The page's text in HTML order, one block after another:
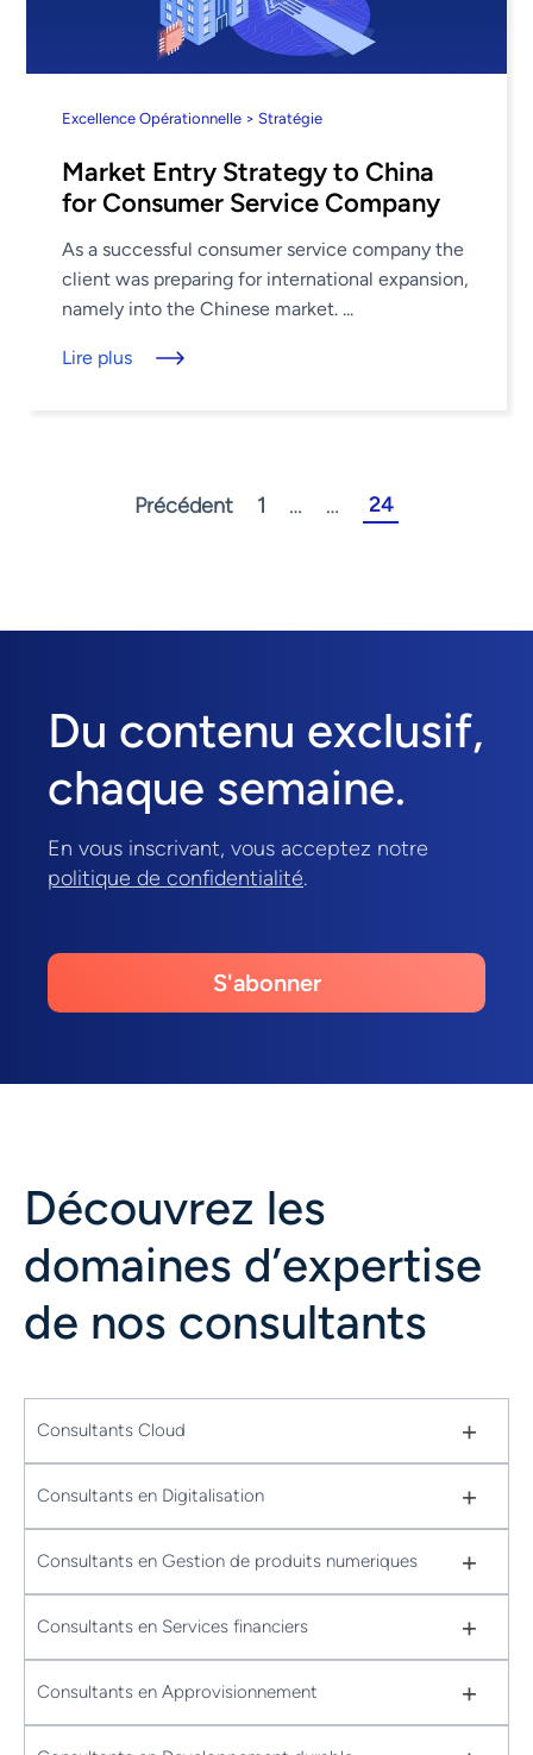
Excellence Opérationnelle > Stratégie
Market Entry Strategy to China
for Consumer Service Company
As a successful consumer service company the
client was preparing for international expansion,
namely into the Chinese market. ...
Lire plus
Précédent 1 … … 24
Du contenu exclusif,
chaque semaine.
En vous inscrivant, vous acceptez notre
politique de confidentialité.
S'abonner
Découvrez les
domaines d’expertise
de nos consultants
Consultants Cloud +
Consultants en Digitalisation +
Consultants en Gestion de produits numeriques +
Consultants en Services financiers +
Consultants en Approvisionnement +